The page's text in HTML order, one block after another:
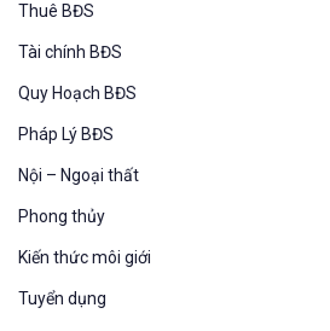
Thuê BĐS
Tài chính BĐS
Quy Hoạch BĐS
Pháp Lý BĐS
Nội – Ngoại thất
Phong thủy
Kiến thức môi giới
Tuyển dụng